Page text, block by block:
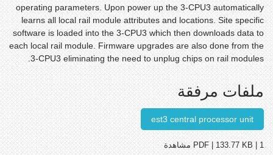
operating parameters. Upon power up the 3-CPU3 automatically
learns all local rail module attributes and locations. Site specific
software is loaded into the 3-CPU3 which then downloads data to
each local rail module. Firmware upgrades are also done from the
3-CPU3 eliminating the need to unplug chips on rail modules.
ملفات مرفقة
est3 central processor unit
PDF | 133.77 KB | 1 مشاهدة